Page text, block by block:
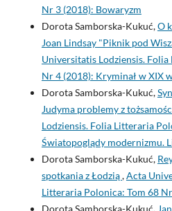
Nr 3 (2018): Bowaryzm
Dorota Samborska-Kukuć,O
Joan Lindsay "Piknik pod
Universitatis Lodziensis.
Nr 4 (2018): Kryminał w XIX
Dorota Samborska-Kukuć,
Judyma problemy z
Lodziensis. Folia Litteraria
Światopoglądy modernizmu.
Dorota Samborska-Kukuć,
spotkania z Łodzią,Acta
Litteraria Polonica: Tom 68
Dorota Samborska-Kukuć,